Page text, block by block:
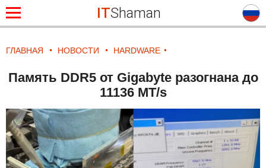
ITShaman
ГЛАВНАЯ НОВОСТИ HARDWARE
Память DDR5 от Gigabyte разогнана до
11136 MT/s